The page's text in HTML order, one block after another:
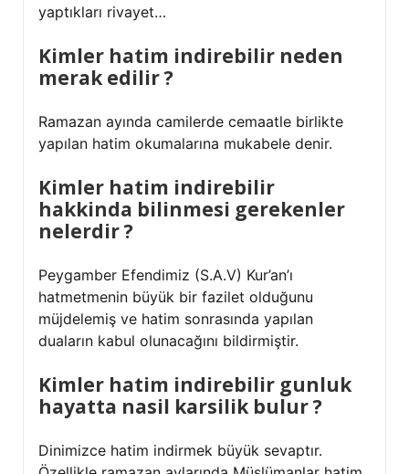
yaptıkları rivayet…
Kimler hatim indirebilir neden
merak edilir ?
Ramazan ayında camilerde cemaatle birlikte
yapılan hatim okumalarına mukabele denir.
Kimler hatim indirebilir
hakkinda bilinmesi gerekenler
nelerdir ?
Peygamber Efendimiz (S.A.V) Kur’an’ı
hatmetmenin büyük bir fazilet olduğunu
müjdelemiş ve hatim sonrasında yapılan
duaların kabul olunacağını bildirmiştir.
Kimler hatim indirebilir gunluk
hayatta nasil karsilik bulur ?
Dinimizce hatim indirmek büyük sevaptır.